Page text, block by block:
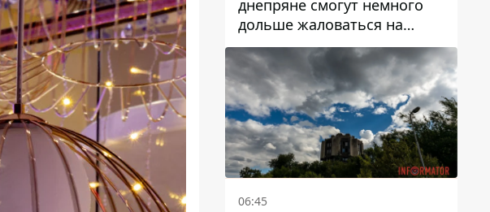
днепряне смогут немного
дольше жаловаться на
запланированные тарифы
на воду на 2027 год
06:45